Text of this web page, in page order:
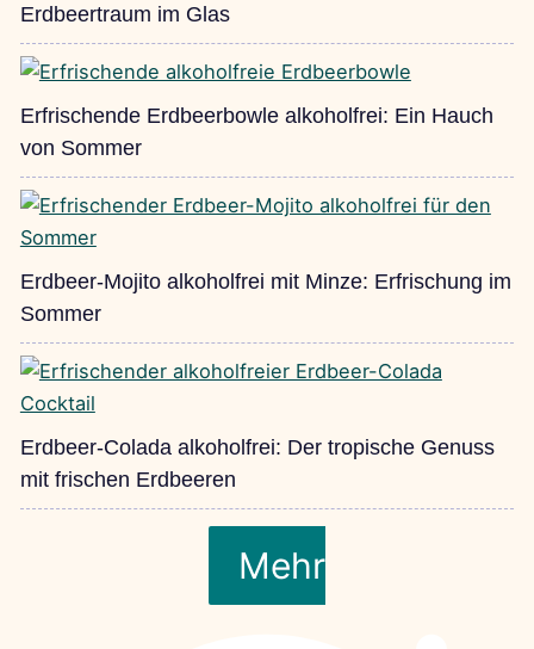
Erdbeertraum im Glas
Erfrischende Erdbeerbowle alkoholfrei: Ein Hauch
von Sommer
Erdbeer-Mojito alkoholfrei mit Minze: Erfrischung im
Sommer
Erdbeer-Colada alkoholfrei: Der tropische Genuss
mit frischen Erdbeeren
Mehr